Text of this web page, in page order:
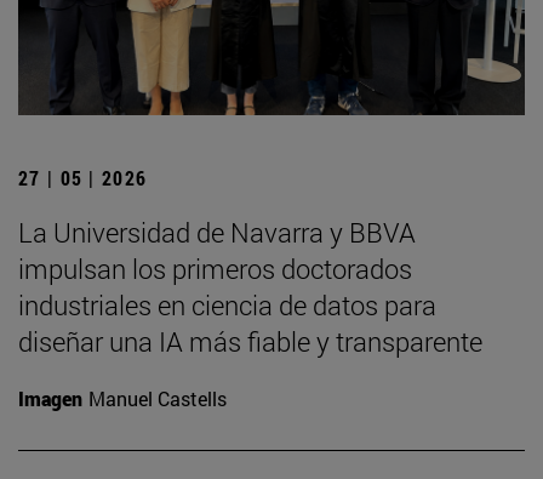
27 | 05 | 2026
La Universidad de Navarra y BBVA
impulsan los primeros doctorados
industriales en ciencia de datos para
diseñar una IA más fiable y transparente
Imagen Manuel Castells